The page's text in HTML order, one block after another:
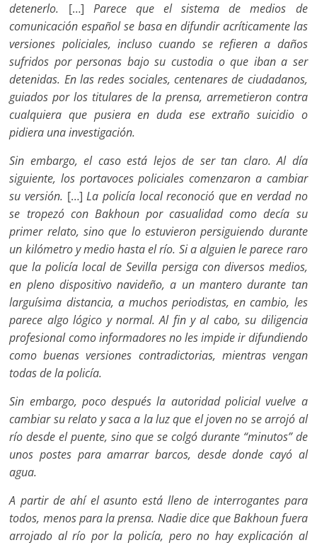
detenerlo. […] Parece que el sistema de medios de
comunicación español se basa en difundir acríticamente las
versiones policiales, incluso cuando se refieren a daños
sufridos por personas bajo su custodia o que iban a ser
detenidas. En las redes sociales, centenares de ciudadanos,
guiados por los titulares de la prensa, arremetieron contra
cualquiera que pusiera en duda ese extraño suicidio o
pidiera una investigación.
Sin embargo, el caso está lejos de ser tan claro. Al día
siguiente, los portavoces policiales comenzaron a cambiar
su versión. […]La policía local reconoció que en verdad no
se tropezó con Bakhoun por casualidad como decía su
primer relato, sino que lo estuvieron persiguiendo durante
un kilómetro y medio hasta el río. Si a alguien le parece raro
que la policía local de Sevilla persiga con diversos medios,
en pleno dispositivo navideño, a un mantero durante tan
larguísima distancia, a muchos periodistas, en cambio, les
parece algo lógico y normal. Al fin y al cabo, su diligencia
profesional como informadores no les impide ir difundiendo
como buenas versiones contradictorias, mientras vengan
todas de la policía.
Sin embargo, poco después la autoridad policial vuelve a
cambiar su relato y saca a la luz que el joven no se arrojó al
río desde el puente, sino que se colgó durante “minutos” de
unos postes para amarrar barcos, desde donde cayó al
agua.
A partir de ahí el asunto está lleno de interrogantes para
todos, menos para la prensa. Nadie dice que Bakhoun fuera
arrojado al río por la policía, pero no hay explicación al